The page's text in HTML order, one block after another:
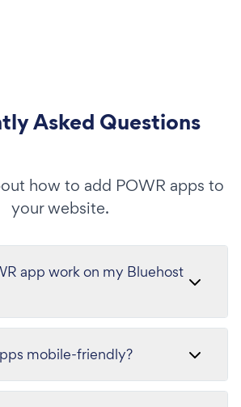
Asked Questions
how to add POWR apps to
your website.
app work on my Bluehost
mobile-friendly?